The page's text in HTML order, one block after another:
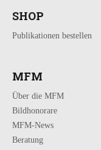
SHOP
Publikationen bestellen
MFM
Über die MFM
Bildhonorare
MFM-News
Beratung